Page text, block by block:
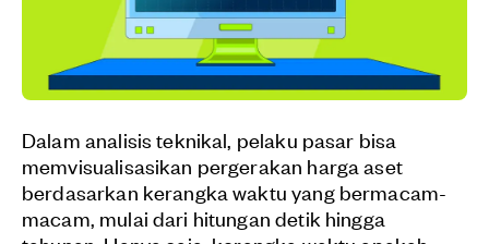
Dalam analisis teknikal, pelaku pasar bisa
memvisualisasikan pergerakan harga aset
berdasarkan kerangka waktu yang bermacam-
macam, mulai dari hitungan detik hingga